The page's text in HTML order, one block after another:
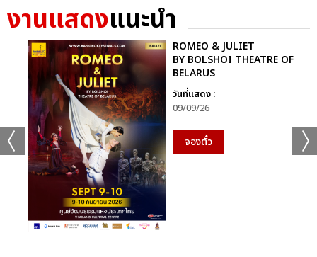
งานแสดงแนะนำ
ROMEO & JULIET
BY BOLSHOI THEATRE OF
BELARUS
วันที่แสดง :
09/09/26
จองตั๋ว